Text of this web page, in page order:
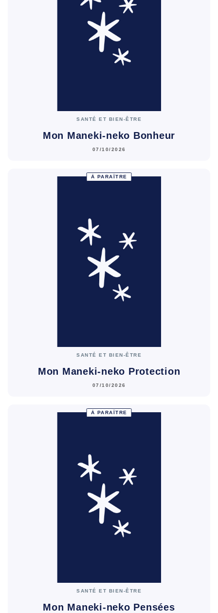
SANTÉ ET BIEN-ÊTRE
Mon Maneki-neko Bonheur
07/10/2026
À PARAÎTRE
SANTÉ ET BIEN-ÊTRE
Mon Maneki-neko Protection
07/10/2026
À PARAÎTRE
SANTÉ ET BIEN-ÊTRE
Mon Maneki-neko Pensées